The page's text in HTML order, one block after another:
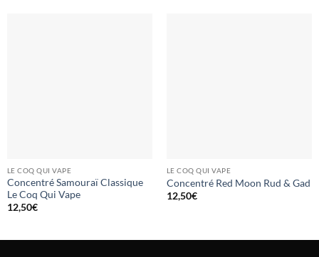
LE COQ QUI VAPE
Concentré Samouraï Classique
Le Coq Qui Vape
12,50€
LE COQ QUI VAPE
Concentré Red Moon Rud & Gad
12,50€